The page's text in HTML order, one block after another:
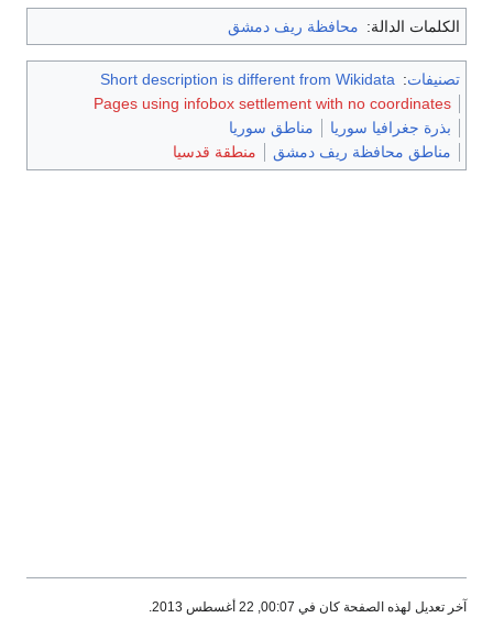
الكلمات الدالة: محافظة ريف دمشق
تصنيفات:
Short description is different from Wikidata
Pages using infobox settlement with no coordinates
بذرة جغرافيا سوريا
مناطق سوريا
مناطق محافظة ريف دمشق
منطقة قدسيا
آخر تعديل لهذه الصفحة كان في 00:07, 22 أغسطس 2013.